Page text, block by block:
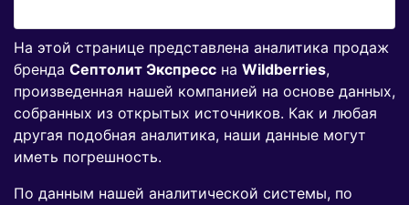
На этой странице представлена аналитика продаж
бренда Септолит Экспресс на Wildberries,
произведенная нашей компанией на основе данных,
собранных из открытых источников. Как и любая
другая подобная аналитика, наши данные могут
иметь погрешность.
По данным нашей аналитической системы, по